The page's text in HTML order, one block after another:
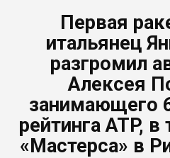
Первая
итальянец
разгромил
Алексея
занимающего
рейтинга ATP,
«Мастерса» в